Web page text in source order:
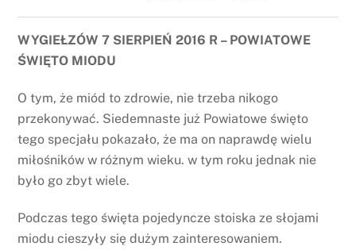
WYGIEŁZÓW 7 SIERPIEŃ 2016 R – POWIATOWE
ŚWIĘTO MIODU
O tym, że miód to zdrowie, nie trzeba nikogo
przekonywać. Siedemnaste już Powiatowe święto
tego specjału pokazało, że ma on naprawdę wielu
miłośników w różnym wieku. w tym roku jednak nie
było go zbyt wiele.
Podczas tego święta pojedyncze stoiska ze słojami
miodu cieszyły się dużym zainteresowaniem.